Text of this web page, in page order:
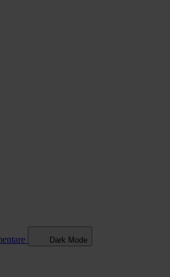
Dark Mode